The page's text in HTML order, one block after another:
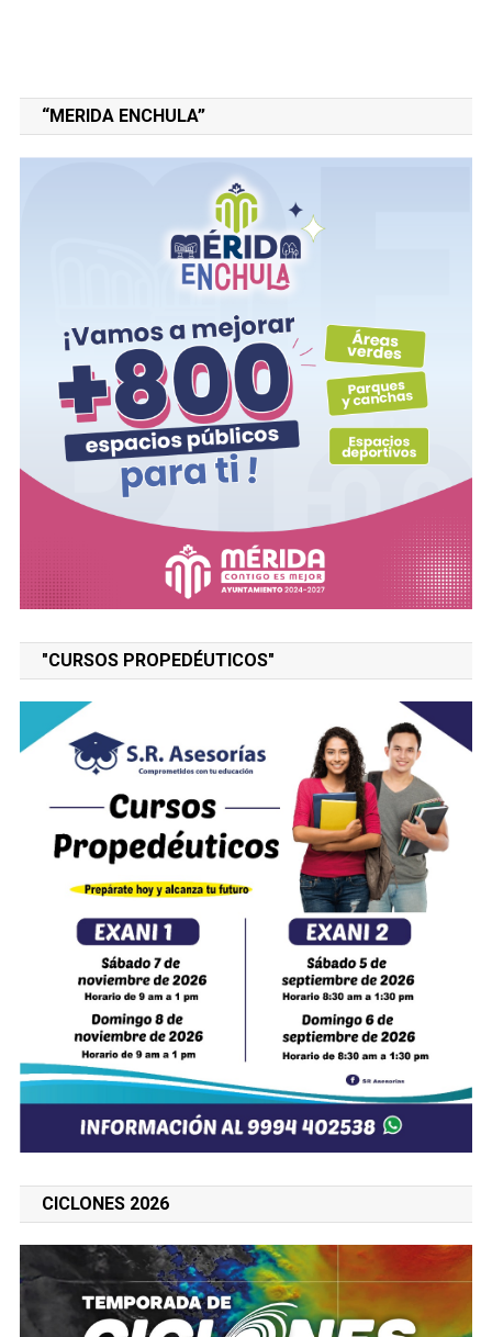
“MERIDA ENCHULA”
"CURSOS PROPEDÉUTICOS"
CICLONES 2026